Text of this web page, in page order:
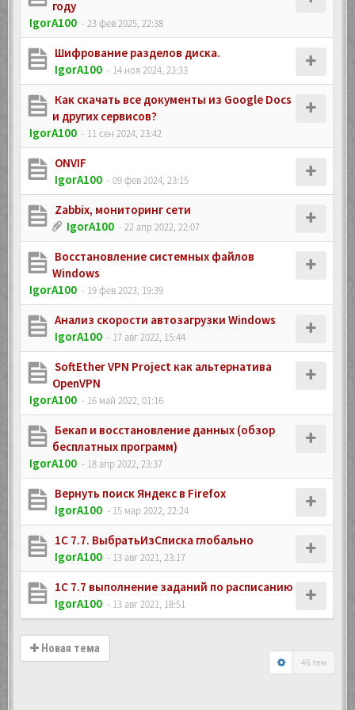
году
IgorA100 - 23 фев 2025, 22:38
Шифрование разделов диска.
IgorA100 - 14 ноя 2024, 23:33
Как скачать все документы из Google Docs
и других сервисов?
IgorA100 - 11 сен 2024, 23:42
ONVIF
IgorA100 - 09 фев 2024, 23:15
Zabbix, мониторинг сети
IgorA100 - 22 апр 2022, 22:07
Восстановление системных файлов
Windows
IgorA100 - 19 фев 2023, 19:39
Анализ скорости автозагрузки Windows
IgorA100 - 17 авг 2022, 15:44
SoftEther VPN Project как альтернатива
OpenVPN
IgorA100 - 16 май 2022, 01:16
Бекап и восстановление данных (обзор
бесплатных программ)
IgorA100 - 18 апр 2022, 23:37
Вернуть поиск Яндекс в Firefox
IgorA100 - 15 мар 2022, 22:24
1C 7.7. ВыбратьИзСписка глобально
IgorA100 - 13 авг 2021, 23:17
1C 7.7 выполнение заданий по расписанию
IgorA100 - 13 авг 2021, 18:51
Новая тема
46 тем